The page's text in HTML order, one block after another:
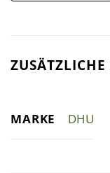
MARKE DHU